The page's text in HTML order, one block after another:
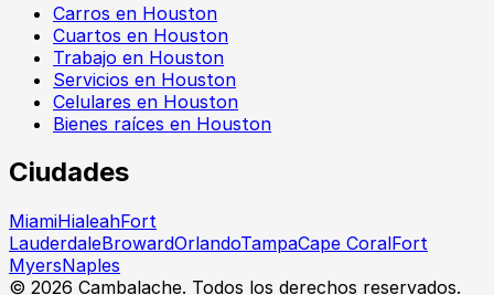
Carros en Houston
Cuartos en Houston
Trabajo en Houston
Servicios en Houston
Celulares en Houston
Bienes raíces en Houston
Ciudades
MiamiHialeahFort
LauderdaleBrowardOrlandoTampaCape CoralFort
MyersNaples
© 2026 Cambalache. Todos los derechos reservados.